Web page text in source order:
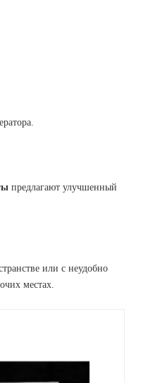
предлагают улучшенный
или с неудобно
местах.